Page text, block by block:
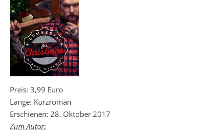
Preis: 3,99 Euro
Länge: Kurzroman
Erschienen: 28. Oktober 2017
Zum Autor: